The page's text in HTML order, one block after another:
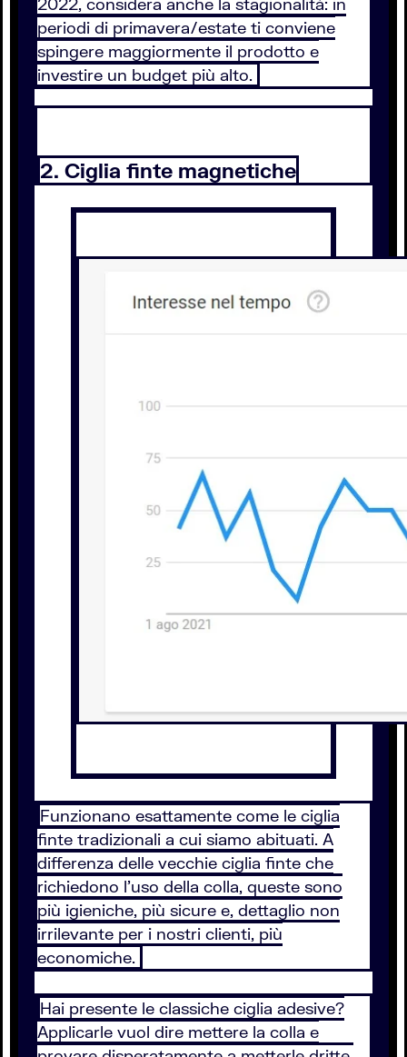
2022, considera anche la stagionalità: in
periodi di primavera/estate ti conviene
spingere maggiormente il prodotto e
investire un budget più alto.
2. Ciglia finte magnetiche
Funzionano esattamente come le ciglia
finte tradizionali a cui siamo abituati. A
differenza delle vecchie ciglia finte che
richiedono l’uso della colla, queste sono
più igieniche, più sicure e, dettaglio non
irrilevante per i nostri clienti, più
economiche.
Hai presente le classiche ciglia adesive?
Applicarle vuol dire mettere la colla e